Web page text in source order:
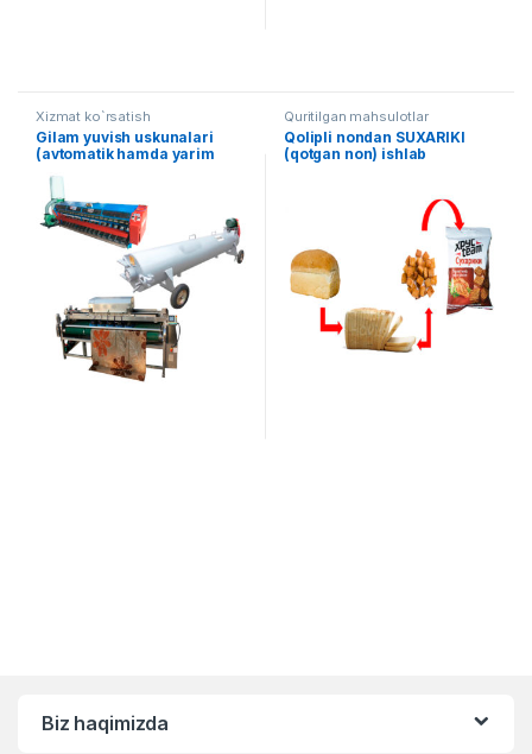
Xizmat ko`rsatish
Gilam yuvish uskunalari
(avtomatik hamda yarim
Quritilgan mahsulotlar
Qolipli nondan SUXARIKI
(qotgan non) ishlab
Biz haqimizda